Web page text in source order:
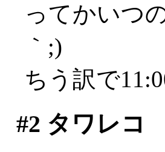
ってかいつ
｀;)
ちう訳で
#2 タワレコ